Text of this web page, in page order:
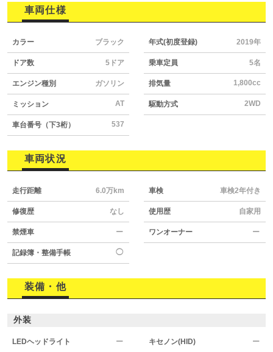
車両仕様
カラー ブラック 年式(初度登録) 2019年
ドア数 5ドア 乗車定員 5名
エンジン種別 ガソリン 排気量 1,800cc
ミッション AT 駆動方式 2WD
車台番号（下3桁） 537
車両状況
走行距離 6.0万km 車検 車検2年付き
修復歴 なし 使用歴 自家用
禁煙車 ー ワンオーナー ー
記録簿・整備手帳 ◯
装備・他
外装
LEDヘッドライト ー キセノン(HID) ー